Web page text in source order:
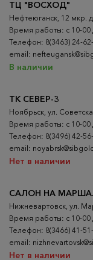
ТК СЕВЕР-3
Ноябрьск, ул.
Время работы: с 10-00
Телефон: 8(3496) 42-
email:
Нет в наличии
ТЦ "ВОСХОД"
Нефтеюганск, 12 мкр.
Время работы: с 10-00
Телефон: 8(3463) 24-
email:
В наличии
САЛОН НА
Нижневартовск, ул.
Время работы: с 10-00
Телефон: 8(3466) 41-
email:
Нет в наличии